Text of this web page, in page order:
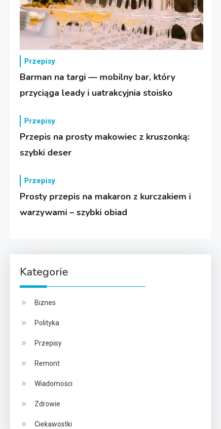
Przepisy
Barman na targi — mobilny bar, który
przyciąga leady i uatrakcyjnia stoisko
Przepisy
Przepis na prosty makowiec z kruszonką:
szybki deser
Przepisy
Prosty przepis na makaron z kurczakiem i
warzywami – szybki obiad
Kategorie
Biznes
Polityka
Przepisy
Remont
Wiadomości
Zdrowie
Ciekawostki